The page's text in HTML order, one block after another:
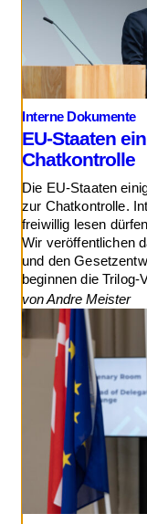
Interne Dokumente
EU-Staaten
Chatkontrolle
Die EU-Staaten
zur Chatkontrolle.
freiwillig lesen
Wir veröffentlichen
und den
beginnen die Trilog-
von Andre Meister